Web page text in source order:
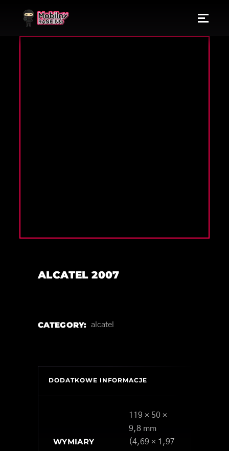
ALCATEL 2007
CATEGORY: alcatel
DODATKOWE INFORMACJE
WYMIARY
119 × 50 ×
9,8 mm
(4,69 × 1,97